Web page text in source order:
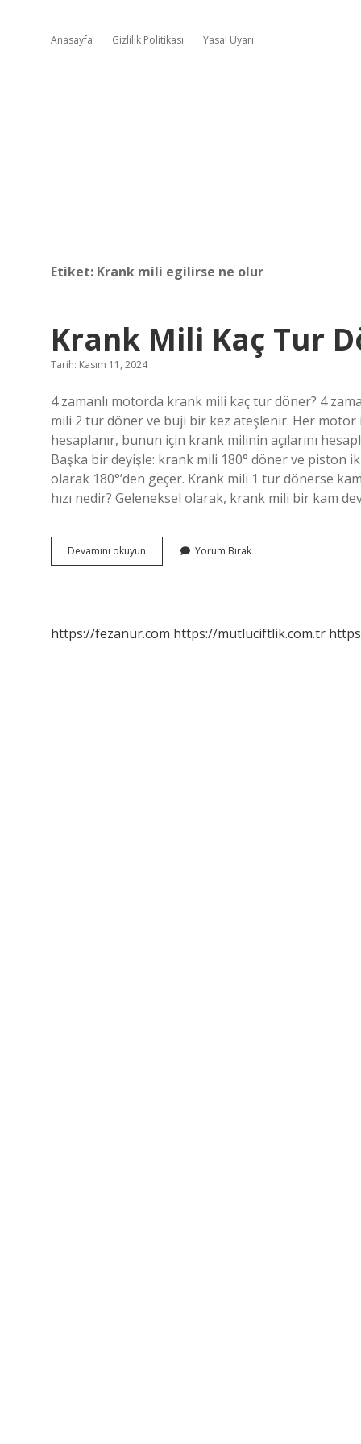
Anasayfa Gizlilik Politikası Yasal Uyarı
Etiket: Krank mili egilirse ne olur
Krank Mili Kaç Tur
Tarih: Kasım 11, 2024
4 zamanlı motorda krank mili kaç tur döner? 4
mili 2 tur döner ve buji bir kez ateşlenir. Her
hesaplanır, bunun için krank milinin açılarını
Başka bir deyişle: krank mili 180° döner ve piston
olarak 180°’den geçer. Krank mili 1 tur dönerse
hızı nedir? Geleneksel olarak, krank mili bir kam
Devamını okuyun
Mili
Yorum Bırak
https://fezanur.com https://mutluciftlik.com.tr